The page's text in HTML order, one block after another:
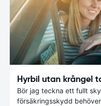
Hyrbil utan krångel
Bör jag teckna ett fullt
försäkringsskydd